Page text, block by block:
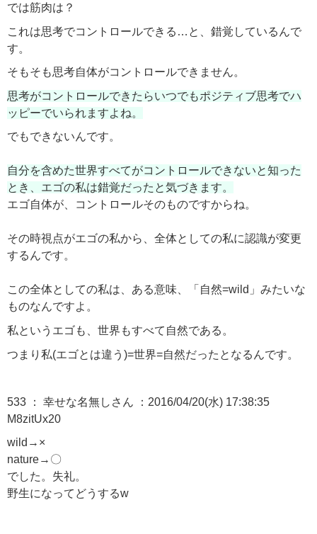
では筋肉は？
これは思考でコントロールできる…と、錯覚しているんで
す。
そもそも思考自体がコントロールできません。
思考がコントロールできたらいつでもポジティブ思考でハ
ッピーでいられますよね。
でもできないんです。
自分を含めた世界すべてがコントロールできないと知った
とき、エゴの私は錯覚だったと気づきます。
エゴ自体が、コントロールそのものですからね。
その時視点がエゴの私から、全体としての私に認識が変更
するんです。
この全体としての私は、ある意味、「自然=wild」みたいな
ものなんですよ。
私というエゴも、世界もすべて自然である。
つまり私(エゴとは違う)=世界=自然だったとなるんです。
533 ： 幸せな名無しさん ：2016/04/20(水) 17:38:35
M8zitUx20
wild→×
nature→〇
でした。失礼。
野生になってどうするw